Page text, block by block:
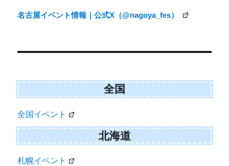
ビ
ー
ョ
ン
名古屋イベント情報｜公式X（@nagoya_fes）
全国
全国イベント
北海道
札幌イベント